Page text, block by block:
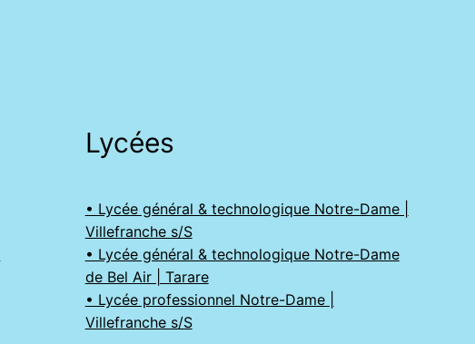
Lycées
• Lycée général & technologique Notre-Dame |
Villefranche s/S
• Lycée général & technologique Notre-Dame
de Bel Air | Tarare
• Lycée professionnel Notre-Dame |
Villefranche s/S